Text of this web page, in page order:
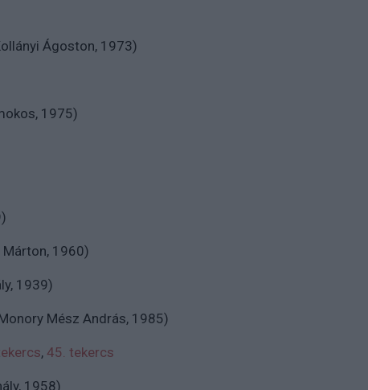
Ágoston, 1973)
1975)
1960)
1939)
Mész András, 1985)
, 45. tekercs
1958)